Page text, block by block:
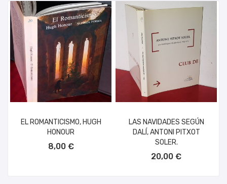
EL ROMANTICISMO, HUGH
HONOUR
8,00 €
LAS NAVIDADES SEGÚN
DALÍ, ANTONI PITXOT
SOLER.
20,00 €